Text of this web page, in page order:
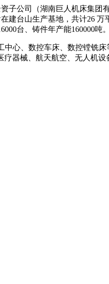
子公司（湖南巨人机床集团
建台山生产基地，共计26 万
台、铸件年产能160000吨。
心、数控车床、数控镗铣床
器械、航天航空、无人机设